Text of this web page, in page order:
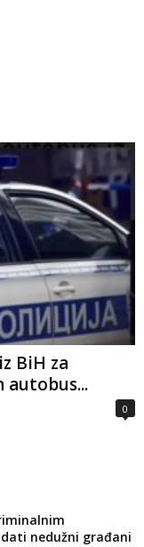
BiH za
autobus...
0
nedužni građani